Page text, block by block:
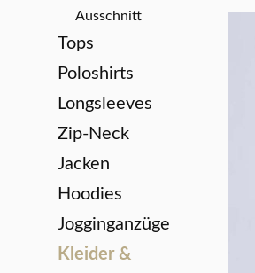
Ausschnitt
Tops
Poloshirts
Longsleeves
Zip-Neck
Jacken
Hoodies
Jogginganzüge
Kleider &